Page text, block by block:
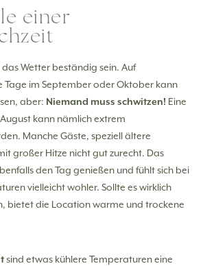
einer
Wetter beständig sein. Auf
im September oder Oktober kann
aber: Niemand muss schwitzen! Eine
kann nämlich extrem
Manche Gäste, speziell ältere
großer Hitze nicht gut zurecht. Das
den Tag genießen und fühlt sich bei
vielleicht wohler. Sollte es wirklich
bietet die Location warme und trockene
sind etwas kühlere Temperaturen eine